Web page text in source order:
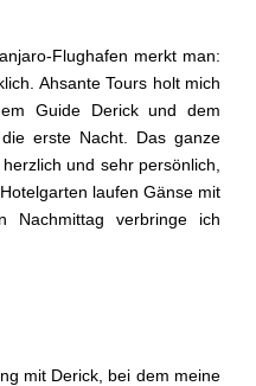
Flughafen merkt man:
Ahsante Tours holt mich
Guide Derick und dem
erste Nacht. Das ganze
und sehr persönlich,
laufen Gänse mit
Nachmittag verbringe ich
mit Derick, bei dem meine